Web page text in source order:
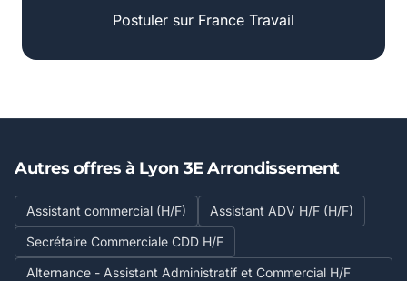
Postuler sur France Travail
Autres offres à Lyon 3E Arrondissement
Assistant commercial (H/F)
Assistant ADV H/F (H/F)
Secrétaire Commerciale CDD H/F
Alternance - Assistant Administratif et Commercial H/F